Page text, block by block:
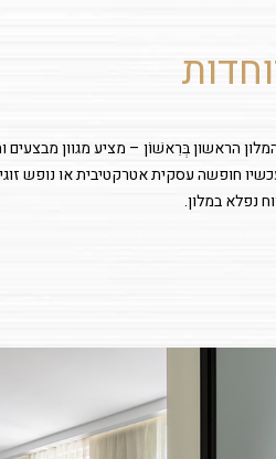
הראשון בְּרִאשׁוֹן – מציע מגוון מבצעים
חופשה עסקית אטרקטיבית או נופש
נפלא במלון.